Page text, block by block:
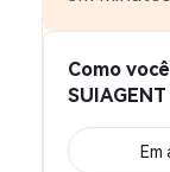
Como
Em